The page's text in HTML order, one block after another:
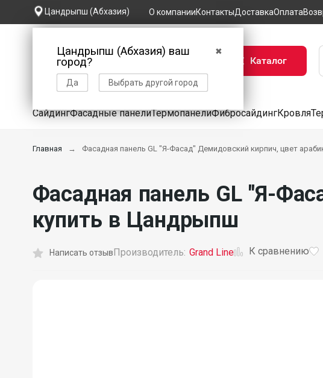
Цандрыпш (Абхазия)
✖
Цандрыпш (Абхазия) ваш
город?
Да Выбрать другой город
О компанииКонтактыДоставкаОплата
Каталог
СайдингФасадные панелиТермопанелиФибросайдингКровля
Главная Фасадная панель GL "Я-Фасад" Демидовский кирпич, цвет
Фасадная панель GL "Я-
купить в Цандрыпш
Написать отзывПроизводитель: Grand Line К сравнению